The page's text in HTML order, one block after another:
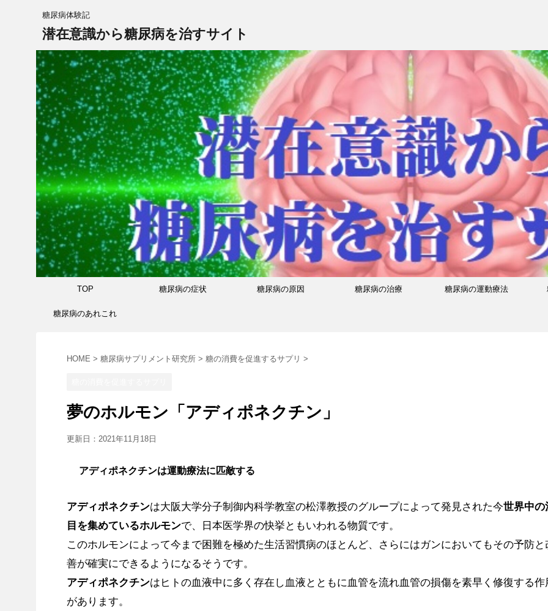
糖尿病体験記
潜在意識から糖尿病を治すサイト
TOP 糖尿病の症状 糖尿病の原因 糖尿病の治療 糖尿病の運動療法
糖尿病のあれこれ
HOME > 糖尿病サプリメント研究所 > 糖の消費を促進するサプリ >
夢のホルモン「アディポネクチン」
更新日： 2021年11月18日
アディポネクチンは運動療法に匹敵する
アディポネクチンは大阪大学分子制御内科学教室の松澤教授のグループによって発見された今世界中の
目を集めているホルモンで、日本医学界の快挙ともいわれる物質です。
このホルモンによって今まで困難を極めた生活習慣病のほとんど、さらにはガンにおいてもその予防と
善が確実にできるようになるそうです。
アディポネクチンはヒトの血液中に多く存在し血液とともに血管を流れ血管の損傷を素早く修復する作
があります。